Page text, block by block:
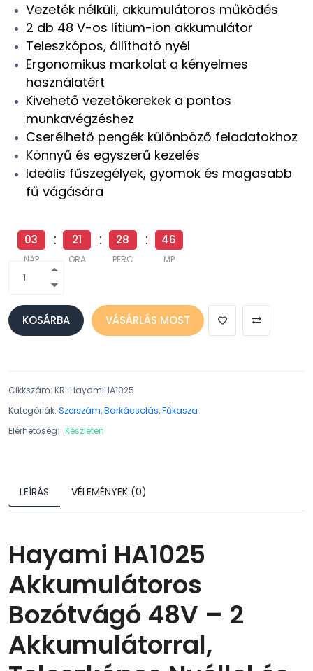
Vezeték nélküli, akkumulátoros működés
2 db 48 V-os lítium-ion akkumulátor
Teleszkópos, állítható nyél
Ergonomikus markolat a kényelmes
használatért
Kivehető vezetőkerekek a pontos
munkavégzéshez
Cserélhető pengék különböző feladatokhoz
Könnyű és egyszerű kezelés
Ideális fűszegélyek, gyomok és magasabb
fű vágására
03
NAP
21
ÓRA
28
PERC
45
MP
KOSÁRBA VÁSÁRLÁS MOST
Cikkszám: KR-HayamiHA1025
Kategóriák: Szerszám, Barkácsolás,Fűkasza
Elérhetőség: Készleten
LEÍRÁS VÉLEMÉNYEK (0)
Hayami HA1025
Akkumulátoros
Bozótvágó 48V – 2
Akkumulátorral,